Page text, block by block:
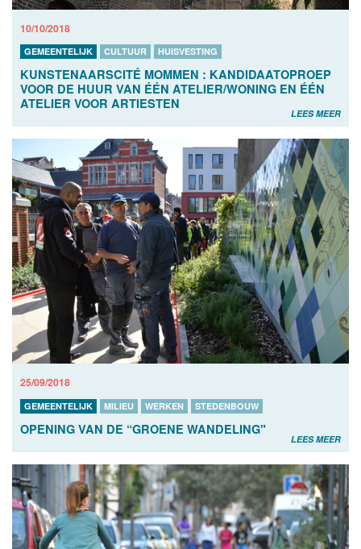
10/10/2018
GEMEENTELIJK CULTUUR HUISVESTING
KUNSTENAARSCITÉ MOMMEN : KANDIDAATOPROEP
VOOR DE HUUR VAN ÉÉN ATELIER/WONING EN ÉÉN
ATELIER VOOR ARTIESTEN
LEES MEER
25/09/2018
GEMEENTELIJK MILIEU WERKEN STEDENBOUW
OPENING VAN DE “GROENE WANDELING"
LEES MEER